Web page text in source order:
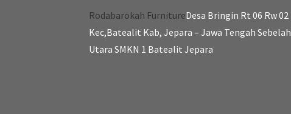
Rodabarokah FurnitureDesa Bringin Rt 06 Rw 02
Kec,Batealit Kab, Jepara – Jawa Tengah Sebelah
Utara SMKN 1 Batealit Jepara